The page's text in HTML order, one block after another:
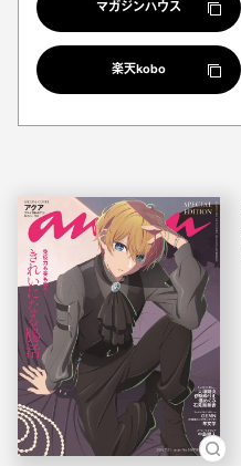
マガジンハウス
楽天kobo